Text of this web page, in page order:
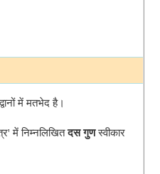
में मतभेद है।
में निम्नलिखित दस गुण स्वीकार